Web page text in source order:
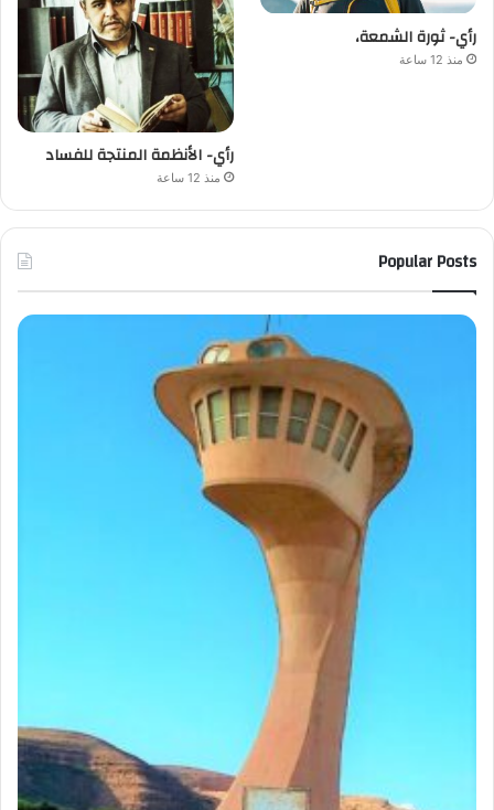
رأي- ثورة الشمعة،
منذ 12 ساعة
رأي- الأنظمة المنتجة للفساد
منذ 12 ساعة
Popular Posts